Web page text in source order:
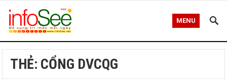
MENU
THẺ: CỔNG DVCQG